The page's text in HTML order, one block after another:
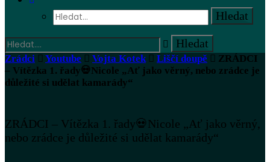
Zrádci Youtube Vojta Kotek Liščí doupě
ZRÁDCI
– Vítězka 1. řady💀Nicole „Ať jako věrný, nebo zrádce je
důležité si udělat kamarády“
ZRÁDCI – Vítězka 1. řady💀Nicole „Ať jako věrný,
nebo zrádce je důležité si udělat kamarády“